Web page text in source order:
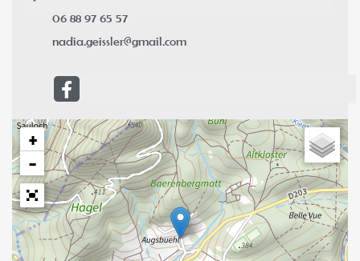
06 88 97 65 57
nadia.geissler@gmail.com
+
−